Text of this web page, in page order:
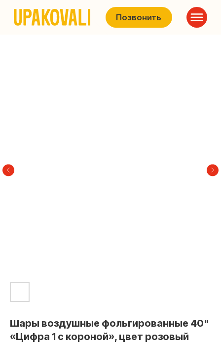
Позвонить
Шары воздушные фольгированные 40"
«Цифра 1 с короной», цвет розовый